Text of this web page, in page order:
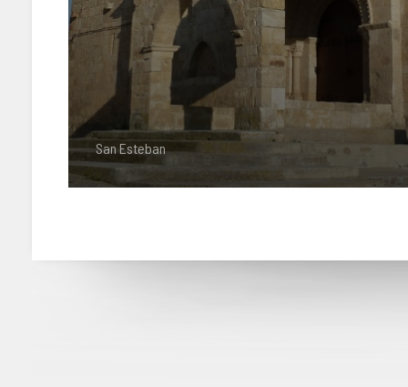
San Esteban